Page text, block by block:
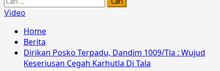
untuk:
Video
Home
Berita
Dirikan Posko Terpadu, Dandim 1009/Tla : Wujud
Keseriusan Cegah Karhutla Di Tala